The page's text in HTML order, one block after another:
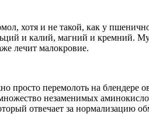
хотя и не такой, как у
и калий, магний и кремний.
лечит малокровие.
просто перемолоть на блендере
незаменимых
отвечает за нормализацию